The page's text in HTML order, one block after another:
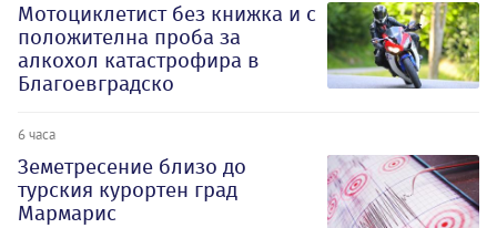
Мотоциклетист без книжка и с
положителна проба за
алкохол катастрофира в
Благоевградско
6 часа
Земетресение близо до
турския курортен град
Мармарис